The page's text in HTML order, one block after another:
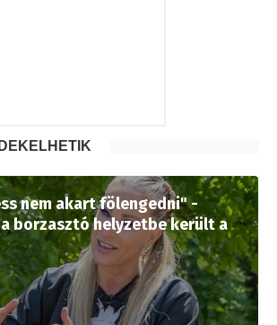
nem akart fölengedni" -
borzasztó helyzetbe került a